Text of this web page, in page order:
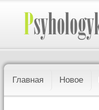
Главная Новое